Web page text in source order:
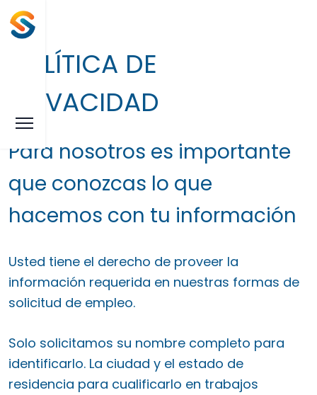
POLÍTICA DE
PRIVACIDAD
Para nosotros es importante
que conozcas lo que
hacemos con tu información
Usted tiene el derecho de proveer la
información requerida en nuestras formas de
solicitud de empleo.
Solo solicitamos su nombre completo para
identificarlo. La ciudad y el estado de
residencia para cualificarlo en trabajos